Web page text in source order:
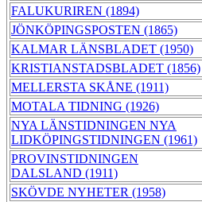
FALUKURIREN (1894)
JÖNKÖPINGSPOSTEN (1865)
KALMAR LÄNSBLADET (1950)
KRISTIANSTADSBLADET (1856)
MELLERSTA SKÅNE (1911)
MOTALA TIDNING (1926)
NYA LÄNSTIDNINGEN NYA
LIDKÖPINGSTIDNINGEN (1961)
PROVINSTIDNINGEN
DALSLAND (1911)
SKÖVDE NYHETER (1958)